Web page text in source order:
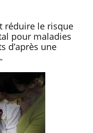
réduire le risque
pour maladies
d’après une